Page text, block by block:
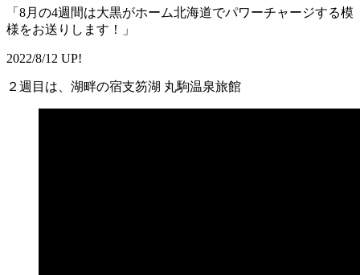
「8月の4週間は大黒がホーム北海道でパワーチャージする模
様をお送りします！」
2022/8/12 UP!
２週目は、湖畔の宿支笏湖 丸駒温泉旅館